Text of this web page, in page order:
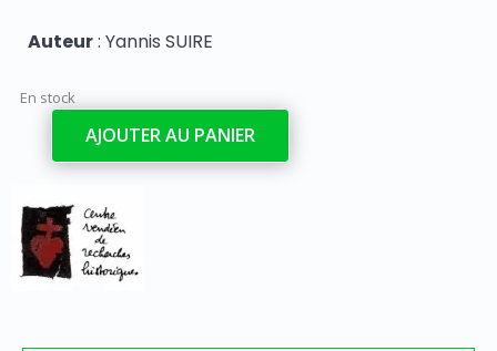
Auteur: Yannis SUIRE
En stock
quantité
Marais
poitevin
-
AJOUTER AU PANIER